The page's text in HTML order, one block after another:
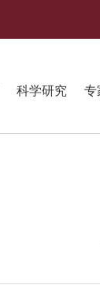
科学研究 专